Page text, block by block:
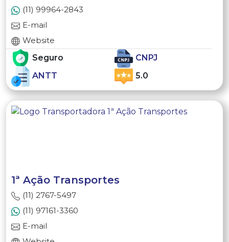
(11) 99964-2843
E-mail
Website
Seguro
CNPJ
ANTT
5.0
1ª Ação Transportes
(11) 2767-5497
(11) 97161-3360
E-mail